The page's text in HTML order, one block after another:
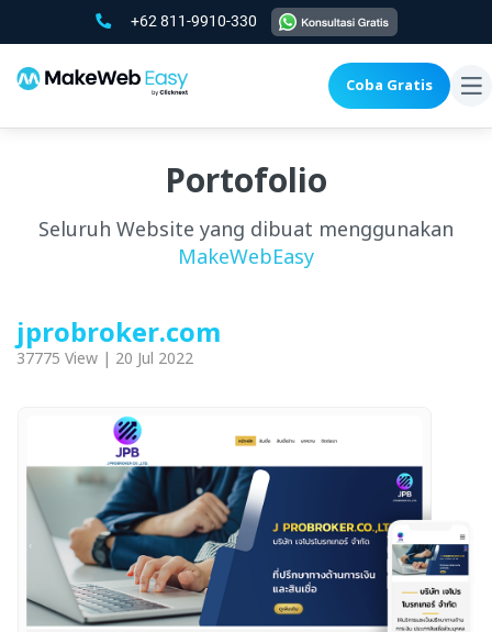
+62 811-9910-330
Coba Gratis
Portofolio
Seluruh Website yang dibuat menggunakan
MakeWebEasy
jprobroker.com
37775 View | 20 Jul 2022